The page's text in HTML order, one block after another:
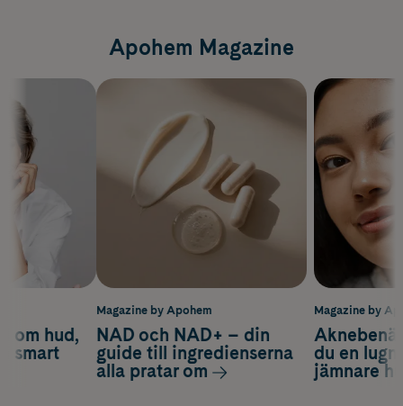
Apohem Magazine
Magazine by
du en
jämnare
om hud,
smart
Magazine by Apohem
NAD och NAD+ – din
guide till ingredienserna
alla pratar om